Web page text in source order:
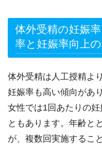
体外受精の妊娠
率と妊娠率向上
体外受精は人工授精よ
妊娠率も高い傾向があ
女性では1回あたりの
ともあります。年齢と
が、複数回実施するこ